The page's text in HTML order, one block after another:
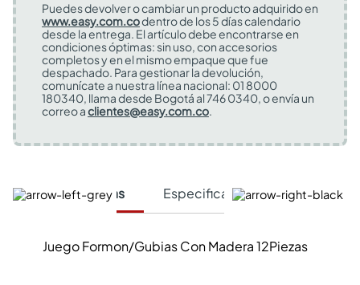
Puedes devolver o cambiar un producto adquirido en
www.easy.com.codentro de los 5 días calendario
desde la entrega. El artículo debe encontrarse en
condiciones óptimas: sin uso, con accesorios
completos y en el mismo empaque que fue
despachado. Para gestionar la devolución,
comunícate a nuestra línea nacional: 01 8000
180340, llama desde Bogotá al 746 0340, o envía un
correo aclientes@easy.com.co.
Características Especificaciones Técnicas
Juego Formon/Gubias Con Madera 12Piezas